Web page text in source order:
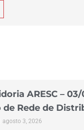
ARESC –
Rede de
agosto 3, 2026